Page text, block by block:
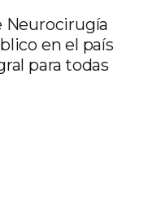
Neurocirugía
en el país
para todas